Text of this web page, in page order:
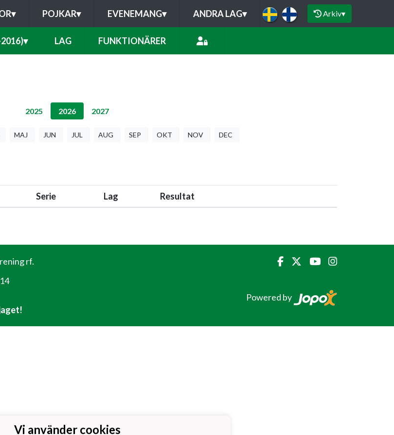
▾ POJKAR▾ EVENEMANG▾ ANDRA LAG▾ Arkiv▾
▾ LAG FUNKTIONÄRER
2025 2026 2027
MAJ JUN JUL AUG SEP OKT NOV DEC
Serie Lag Resultat
rf.
Powered by
Vi använder cookies